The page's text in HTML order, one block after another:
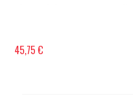
45,75 €